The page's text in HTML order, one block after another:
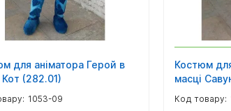
для аніматора Герой в
Кот (282.01)
1053-09
Костюм
масці